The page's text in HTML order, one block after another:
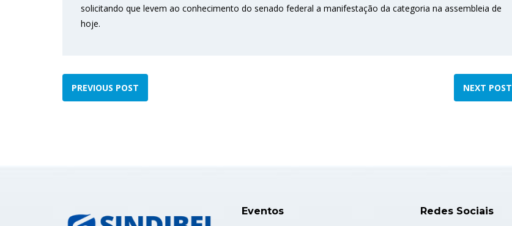
solicitando que levem ao conhecimento do senado federal a manifestação da categoria na assembleia de
hoje.
PREVIOUS POST NEXT POST
Eventos
Redes Sociais